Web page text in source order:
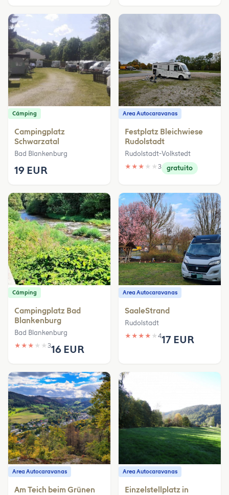
Cámping
Campingplatz
Schwarzatal
Bad Blankenburg
19 EUR
Area Autocaravanas
Festplatz Bleichwiese
Rudolstadt
Rudolstadt-Volkstedt
★ ★ ★ ★ ★ 3 gratuito
Cámping
Campingplatz Bad
Blankenburg
Bad Blankenburg
★ ★ ★ ★ ★ 316 EUR
Area Autocaravanas
SaaleStrand
Rudolstadt
★ ★ ★ ★ ★ 417 EUR
Area Autocaravanas
Am Teich beim Grünen
Area Autocaravanas
Einzelstellplatz in